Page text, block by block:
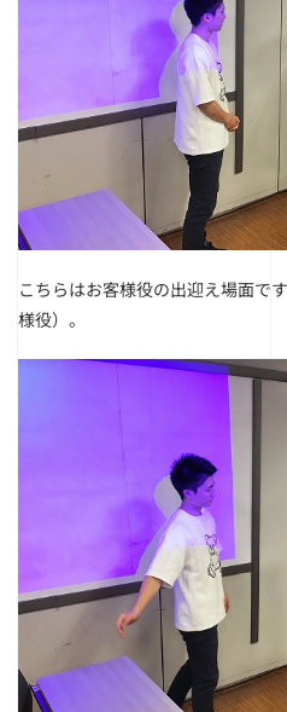
こちらはお客様役の出迎え場面で
様役）。